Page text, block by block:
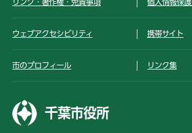
リンク・著作権・免責事項 個人情報保
ウェブアクセシビリティ 携帯サイト
市のプロフィール リンク集
千葉市役所